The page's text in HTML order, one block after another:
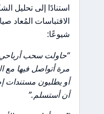
استنادًا إلى تحليل
الاقتباسات المُعاد
شيوعًا:
“حاولت سحب
مرة أتواصل فيها مع
أو يطلبون مستندات
أن أستسلم.”